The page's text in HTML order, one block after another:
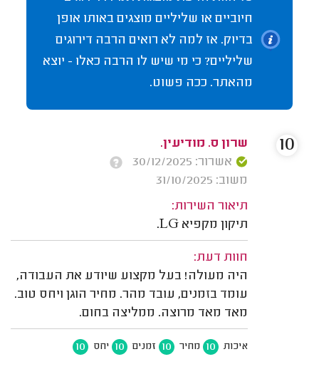
חיוביים או שליליים מוצגים באותו אופן
בדיוק. אז למה לא רואים הרבה דירוגים
שליליים? כי מי שיש לו הרבה כאלו - יוצא
מהאתר. ככה פשוט.
שרון ס. מודיעין.
אשרור: 30/12/2025
משוב: 31/10/2025
תיאור השירות:
תיקון מקפיא LG.
חוות דעת:
היה מעולה! בעל מקצוע שיודע את העבודה,
עומד בזמנים, עובד מהר. מחיר הוגן ויחס טוב.
מאד מאד מרוצה. ממליצה בחום.
איכות 10 מחיר 10 זמנים 10 יחס 10
10